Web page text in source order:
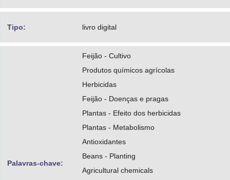
Tipo: livro digital
Palavras-chave:
Feijão - Cultivo
Produtos químicos agrícolas
Herbicidas
Feijão - Doenças e pragas
Plantas - Efeito dos herbicidas
Plantas - Metabolismo
Antioxidantes
Beans - Planting
Agricultural chemicals